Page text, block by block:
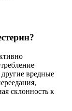
вредные
склонность к